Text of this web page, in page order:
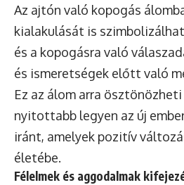
Az ajtón való kopogás
kialakulását is
és a kopogásra való
és ismeretségek előtt való
Ez az álom arra
nyitottabb legyen az új
iránt, amelyek pozitív
életébe.
Félelmek és aggodalmak